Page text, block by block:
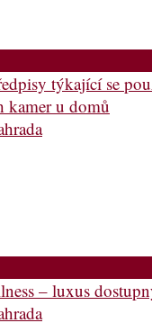
týkající se
kamer u domů
– luxus